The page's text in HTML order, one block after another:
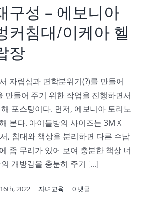
구성 – 에보니아
커침대/이케아 헬
장
자립심과 면학분위기(?)를 만들어
만들어 주기 위한 작업을 진행하면서
포스팅이다. 먼저, 에보니아 토리노
본다. 아이들방의 사이즈는 3M X
, 침대와 책상을 분리하면 다른 수납
좀 무리가 있어 보여 충분한 책상 너
개방감을 충분히 주기 [...]
2022 | 자녀교육 | 0 댓글